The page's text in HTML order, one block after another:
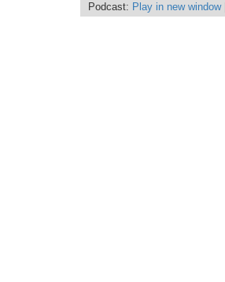
Podcast: Play in new window|